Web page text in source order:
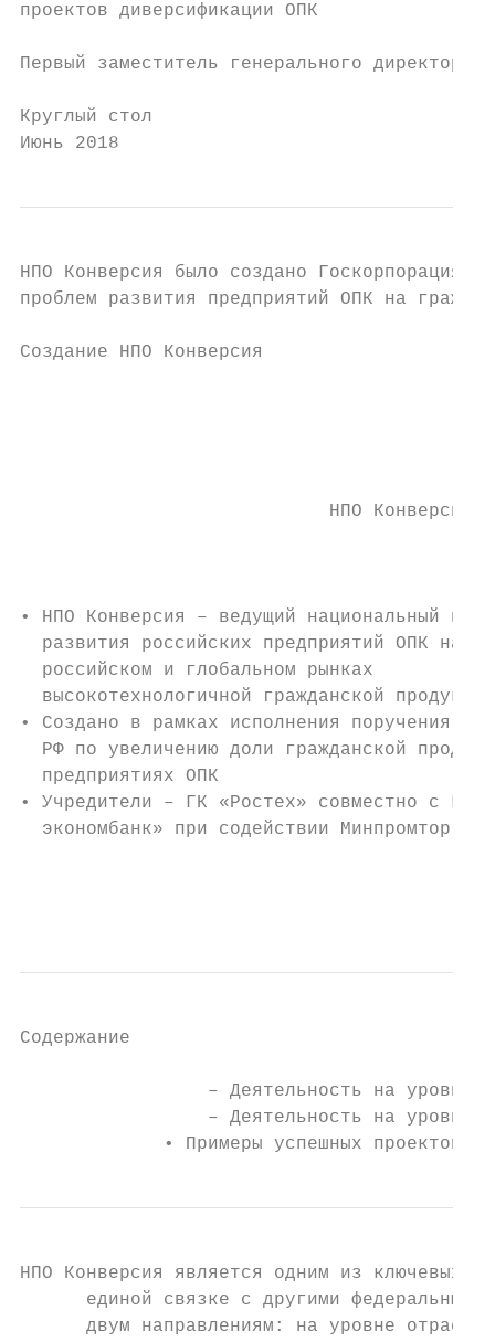
проектов диверсификации ОПК
Первый заместитель генерального
Круглый стол
Июнь 2018
НПО Конверсия было создано
проблем развития предприятий ОПК на
Создание НПО Конверсия
НПО Конверсия
• НПО Конверсия – ведущий
  развития российских предприятий ОПК на
  российском и глобальном рынках
высокотехнологичной гражданской
• Создано в рамках исполнения поручения
РФ по увеличению доли гражданской
предприятиях ОПК
• Учредители – ГК «Ростех» совместно с ГК
экономбанк» при содействии Минпромторга
Содержание
‒ Деятельность на уровне
‒ Деятельность на уровне
• Примеры успешных проектов
НПО Конверсия является одним из ключевых
единой связке с другими
двум направлениям: на уровне